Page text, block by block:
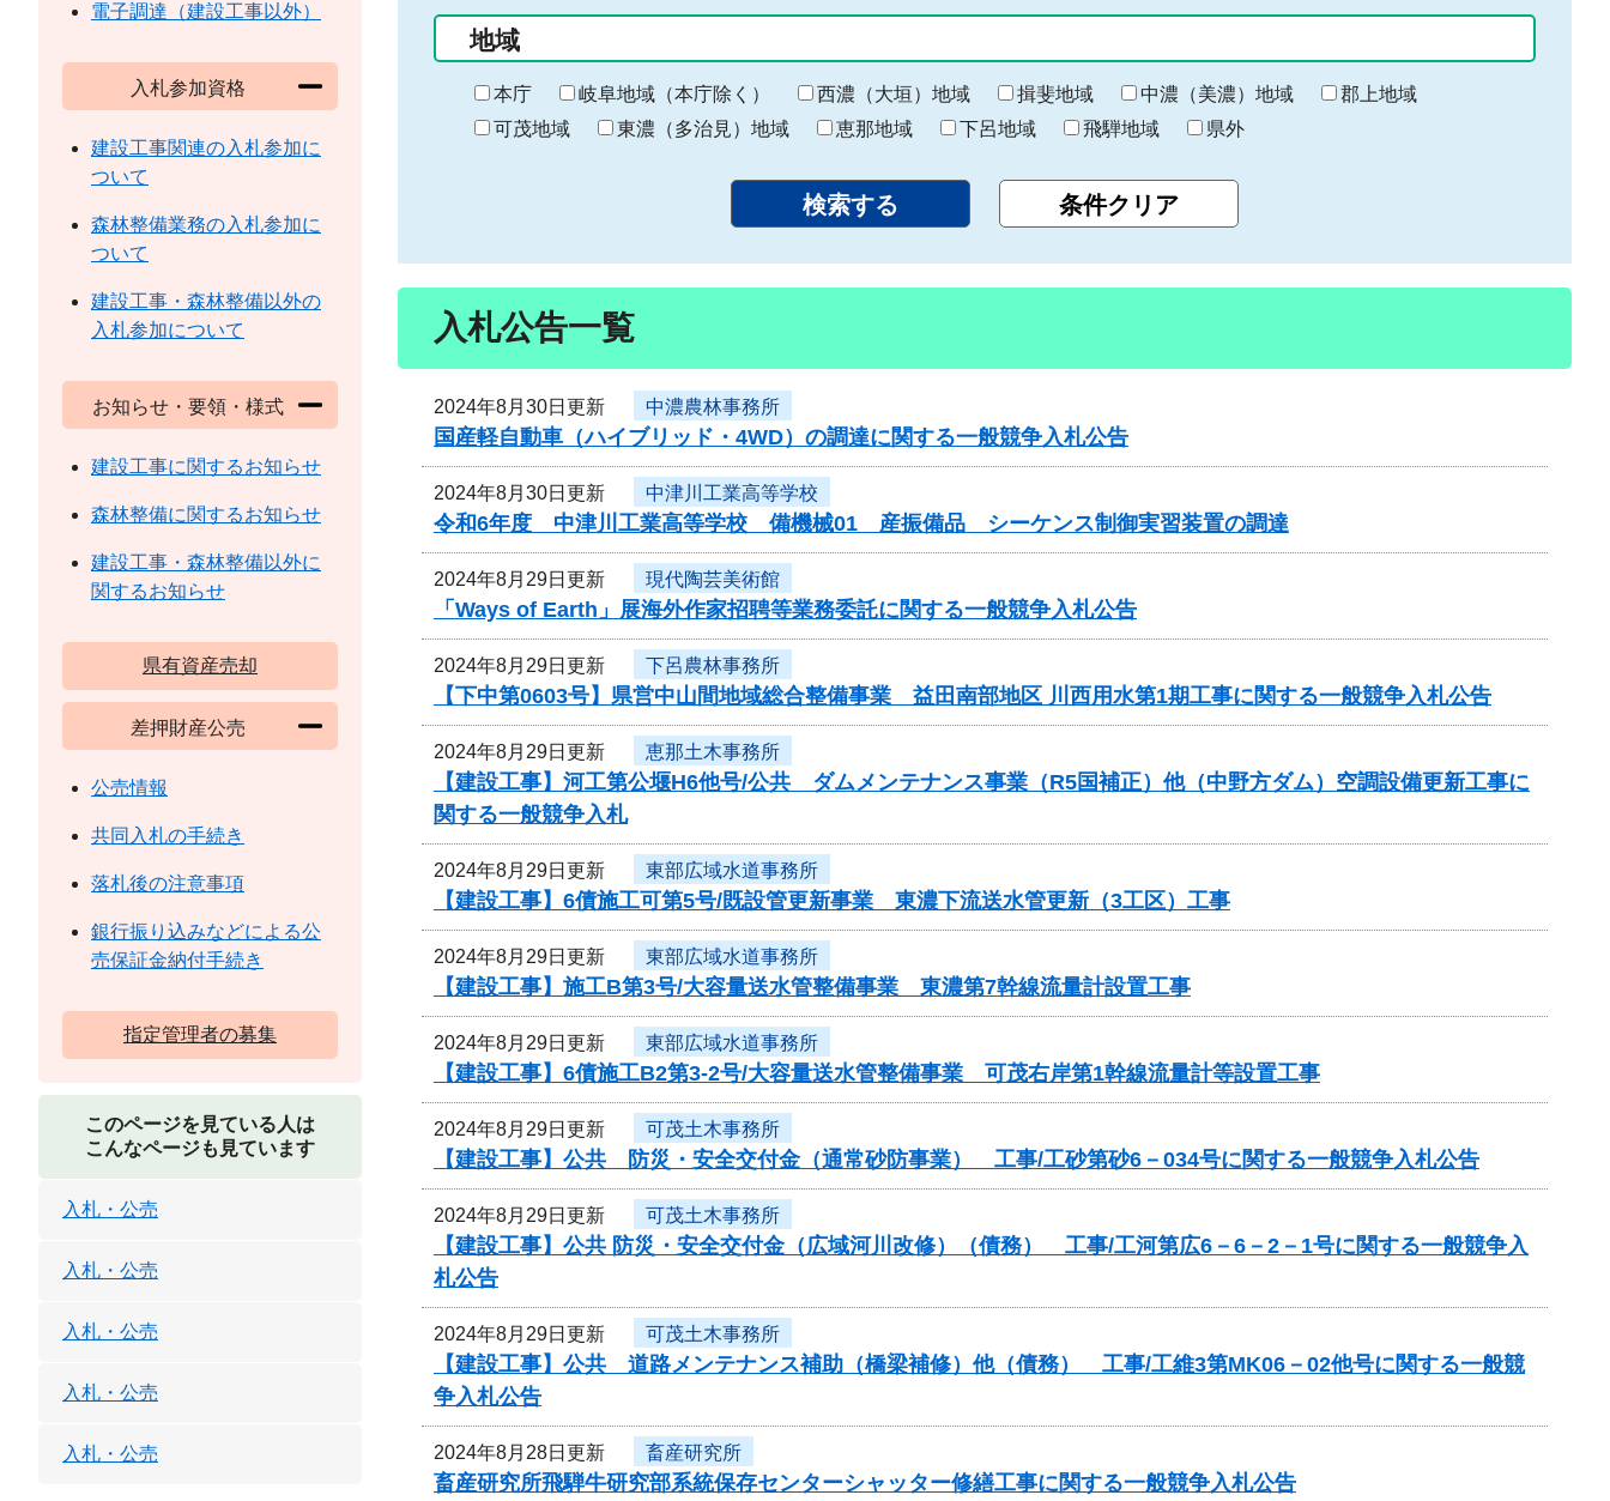
の
始
ま
り
終
わ
り
地域
本庁 岐阜地域（本庁除く） 西濃（大垣）地域 揖斐地域 中濃（美濃）地域
郡上地域
可茂地域
東濃（多治見）地域 恵那地域 下呂地域 飛騨地域 県外
入札公告一覧
2024年8月30日更新 中濃農林事務所
国産軽自動車（ハイブリッド・4WD）の調達に関する一般競争入札公告
2024年8月30日更新 中津川工業高等学校
令和6年度 中津川工業高等学校 備機械01 産振備品 シーケンス制御実習装置の調達
2024年8月29日更新 現代陶芸美術館
「Ways of Earth」展海外作家招聘等業務委託に関する一般競争入札公告
2024年8月29日更新 下呂農林事務所
【下中第0603号】県営中山間地域総合整備事業 益田南部地区 川西用水第1期工事に関する一般競争入札公告
2024年8月29日更新 恵那土木事務所
【建設工事】河工第公堰H6他号/公共 ダムメンテナンス事業（R5国補正）他（中野方ダム）空調設備更新工事に
関する一般競争入札
2024年8月29日更新 東部広域水道事務所
【建設工事】6債施工可第5号/既設管更新事業 東濃下流送水管更新（3工区）工事
2024年8月29日更新 東部広域水道事務所
【建設工事】施工B第3号/大容量送水管整備事業 東濃第7幹線流量計設置工事
2024年8月29日更新 東部広域水道事務所
【建設工事】6債施工B2第3-2号/大容量送水管整備事業 可茂右岸第1幹線流量計等設置工事
2024年8月29日更新 可茂土木事務所
【建設工事】公共 防災・安全交付金（通常砂防事業） 工事/工砂第砂6－034号に関する一般競争入札公告
2024年8月29日更新 可茂土木事務所
【建設工事】公共 防災・安全交付金（広域河川改修）（債務） 工事/工河第広6－6－2－1号に関する一般競争入
札公告
2024年8月29日更新 可茂土木事務所
【建設工事】公共 道路メンテナンス補助（橋梁補修）他（債務） 工事/工維3第MK06－02他号に関する一般競
争入札公告
2024年8月28日更新 畜産研究所
畜産研究所飛騨牛研究部系統保存センターシャッター修繕工事に関する一般競争入札公告
電子調達（建設工事以外）
入札参加資格
建設工事関連の入札参加に
ついて
森林整備業務の入札参加に
ついて
建設工事・森林整備以外の
入札参加について
お知らせ・要領・様式
建設工事に関するお知らせ
森林整備に関するお知らせ
建設工事・森林整備以外に
関するお知らせ
県有資産売却
差押財産公売
公売情報
共同入札の手続き
落札後の注意事項
銀行振り込みなどによる公
売保証金納付手続き
指定管理者の募集
このページを見ている人は
こんなページも見ています
入札・公売
入札・公売
入札・公売
入札・公売
入札・公売